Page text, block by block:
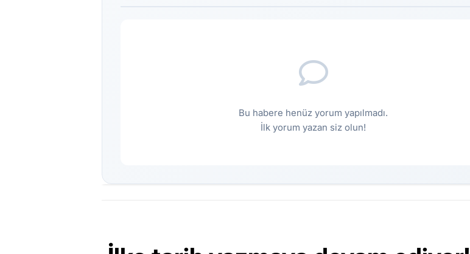
Bu habere henüz yorum yapılmadı.
İlk yorum yazan siz olun!